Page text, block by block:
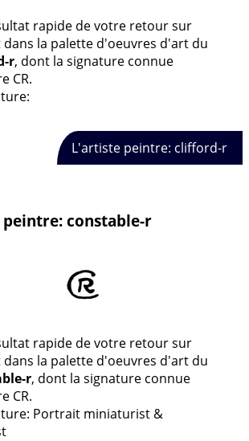
rapide de votre retour sur
la palette d'oeuvres d'art du
r, dont la signature connue
CR.
L'artiste peintre: clifford-r
constable-r
rapide de votre retour sur
la palette d'oeuvres d'art du
r, dont la signature connue
CR.
Portrait miniaturist &